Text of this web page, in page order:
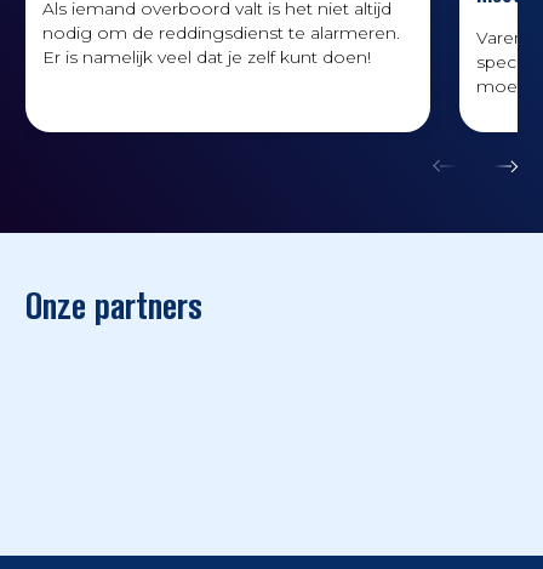
Als iemand overboord valt is het niet altijd
nodig om de reddingsdienst te alarmeren.
Er is namelijk veel dat je zelf kunt doen!
Varen
moet
Onze partners